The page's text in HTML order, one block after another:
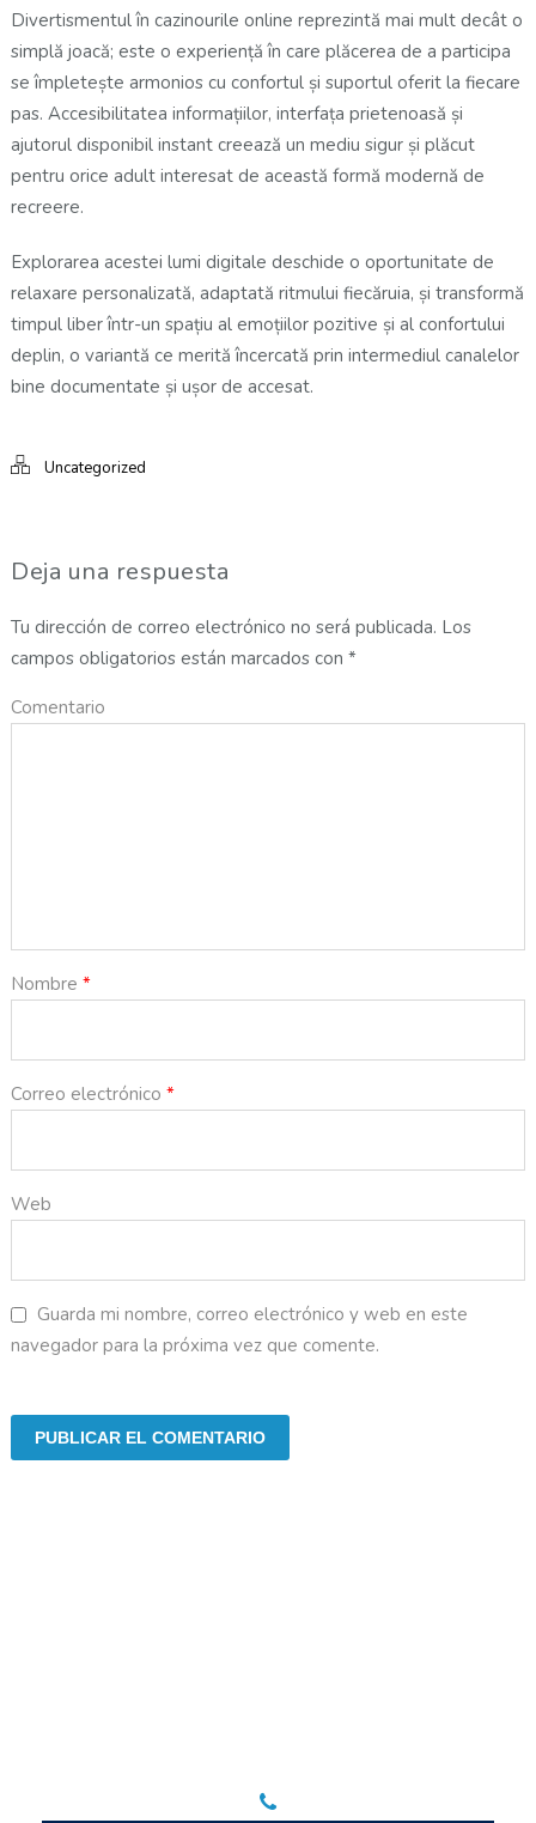
Divertismentul în cazinourile online reprezintă mai mult decât o
simplă joacă; este o experiență în care plăcerea de a participa
se împletește armonios cu confortul și suportul oferit la fiecare
pas. Accesibilitatea informațiilor, interfața prietenoasă și
ajutorul disponibil instant creează un mediu sigur și plăcut
pentru orice adult interesat de această formă modernă de
recreere.
Explorarea acestei lumi digitale deschide o oportunitate de
relaxare personalizată, adaptată ritmului fiecăruia, și transformă
timpul liber într-un spațiu al emoțiilor pozitive și al confortului
deplin, o variantă ce merită încercată prin intermediul canalelor
bine documentate și ușor de accesat.
Uncategorized
Deja una respuesta
Tu dirección de correo electrónico no será publicada. Los
campos obligatorios están marcados con *
Comentario
Nombre *
Correo electrónico *
Web
Guarda mi nombre, correo electrónico y web en este
navegador para la próxima vez que comente.